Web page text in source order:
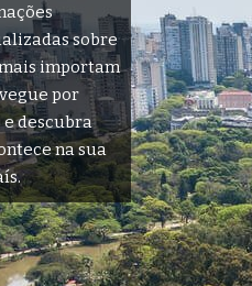
sobre
importam
por
e descubra
na sua